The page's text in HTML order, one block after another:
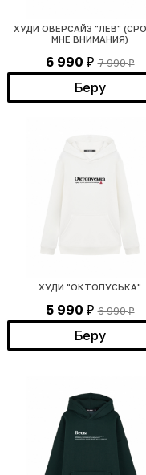
ХУДИ ОВЕРСАЙЗ "ЛЕВ"
МНЕ ВНИМАНИЯ)
6 990 ₽ 7 990₽
Беру
ХУДИ "ОКТОПУСЬКА"
5 990 ₽ 6 990₽
Беру